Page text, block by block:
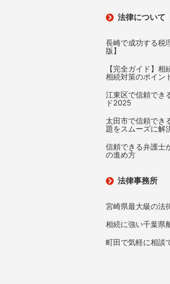
法律について
長崎で成功する税
版】
【完全ガイド】
相続対策のポイン
江東区で信頼でき
ド2025
太田市で信頼でき
題をスムーズに解
信頼できる弁護士
の進め方
法律事務所
宮崎県最大級の法
相続に強い千葉県
町田で気軽に相談